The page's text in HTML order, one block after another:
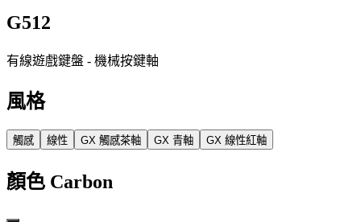
G512
有線遊戲鍵盤 - 機械按鍵軸
風格
觸感 線性 GX 觸感茶軸 GX 青軸 GX 線性紅軸
顏色 Carbon